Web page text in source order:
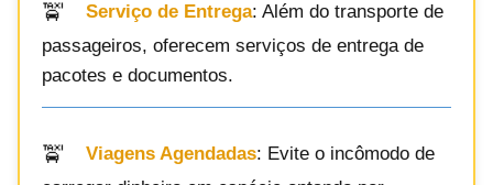
Serviço de Entrega: Além do transporte de
passageiros, oferecem serviços de entrega de
pacotes e documentos.
Viagens Agendadas: Evite o incômodo de